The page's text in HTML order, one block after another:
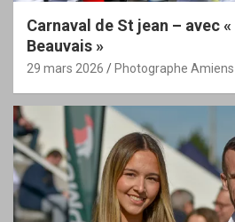
Carnaval de St jean – avec
Beauvais »
29 mars 2026 Photographe